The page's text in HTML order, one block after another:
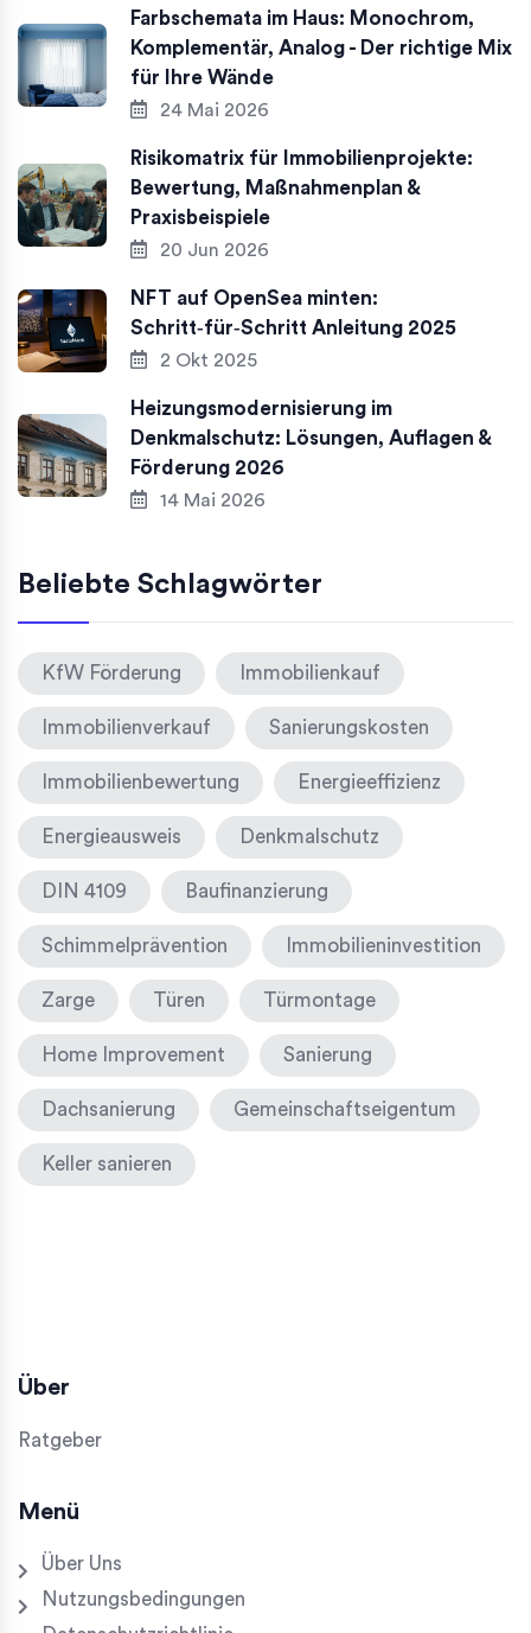
Farbschemata im Haus: Monochrom,
Komplementär, Analog - Der richtige Mix
für Ihre Wände
24 Mai 2026
Risikomatrix für Immobilienprojekte:
Bewertung, Maßnahmenplan &
Praxisbeispiele
20 Jun 2026
NFT auf OpenSea minten:
Schritt‑für‑Schritt Anleitung 2025
2 Okt 2025
Heizungsmodernisierung im
Denkmalschutz: Lösungen, Auflagen &
Förderung 2026
14 Mai 2026
Beliebte Schlagwörter
KfW Förderung Immobilienkauf
Immobilienverkauf Sanierungskosten
Immobilienbewertung Energieeffizienz
Energieausweis Denkmalschutz
DIN 4109 Baufinanzierung
Schimmelprävention Immobilieninvestition
Zarge Türen Türmontage
Home Improvement Sanierung
Dachsanierung Gemeinschaftseigentum
Keller sanieren
Über
Ratgeber
Menü
Über Uns
Nutzungsbedingungen